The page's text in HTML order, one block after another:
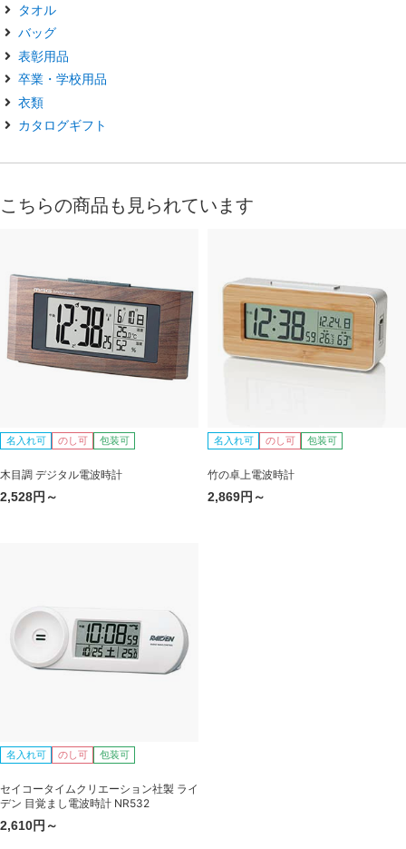
タオル
バッグ
表彰用品
卒業・学校用品
衣類
カタログギフト
こちらの商品も見られています
名入れ可 のし可 包装可
木目調 デジタル電波時計
2,528円～
名入れ可 のし可 包装可
竹の卓上電波時計
2,869円～
名入れ可 のし可 包装可
セイコータイムクリエーション社製 ライ
デン 目覚まし電波時計 NR532
2,610円～